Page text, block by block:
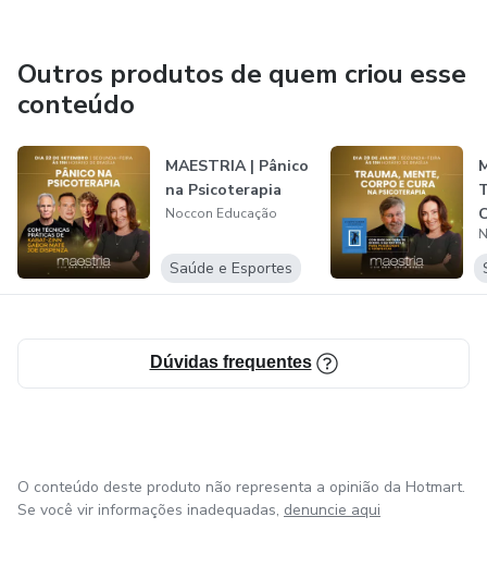
Outros produtos de quem criou esse
conteúdo
MAESTRIA | Pânico
na Psicoterapia
Noccon Educação
Saúde e Esportes
Dúvidas frequentes
O conteúdo deste produto não representa a opinião da Hotmart.
Se você vir informações inadequadas, denuncie aqui